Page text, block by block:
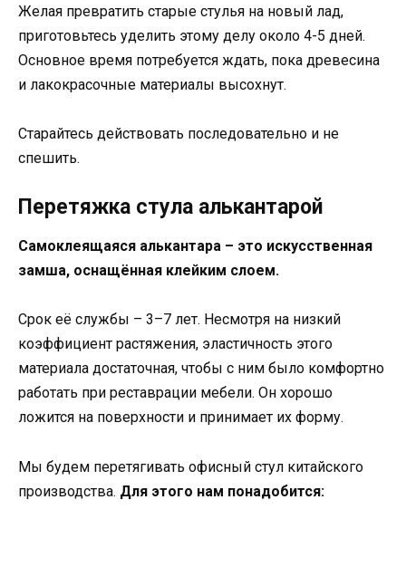
Желая превратить старые стулья на новый лад,
приготовьтесь уделить этому делу около 4-5 дней.
Основное время потребуется ждать, пока древесина
и лакокрасочные материалы высохнут.
Старайтесь действовать последовательно и не
спешить.
Перетяжка стула алькантарой
Самоклеящаяся алькантара – это искусственная
замша, оснащённая клейким слоем.
Срок её службы – 3–7 лет. Несмотря на низкий
коэффициент растяжения, эластичность этого
материала достаточная, чтобы с ним было комфортно
работать при реставрации мебели. Он хорошо
ложится на поверхности и принимает их форму.
Мы будем перетягивать офисный стул китайского
производства. Для этого нам понадобится: